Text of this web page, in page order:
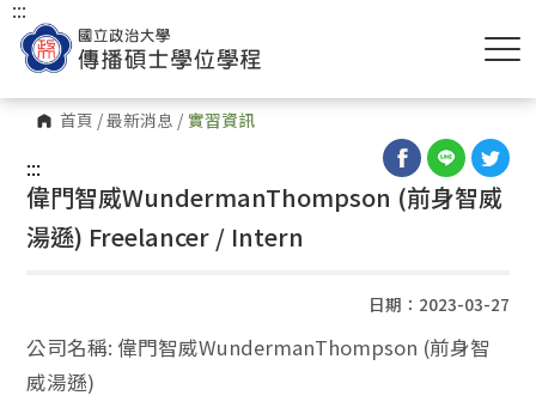
首頁 /最新消息 / 實習資訊
:::
:::
偉門智威WundermanThompson (前身智威
湯遜) Freelancer / Intern
日期：2023-03-27
公司名稱: 偉門智威WundermanThompson (前身智
威湯遜)